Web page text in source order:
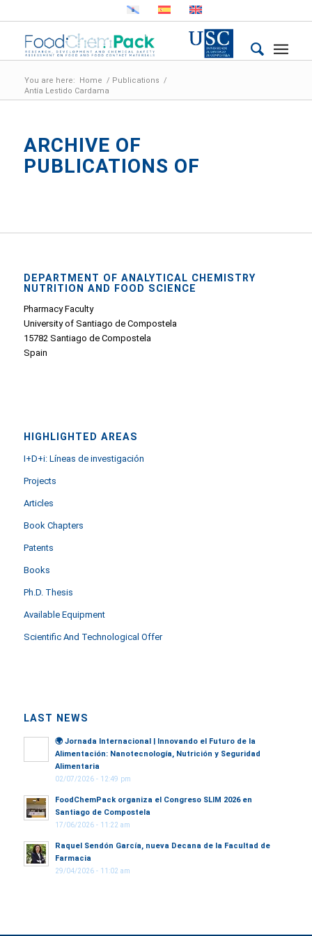
You are here: Home / Publications /
Antía Lestido Cardama
ARCHIVE OF
PUBLICATIONS OF
DEPARTMENT OF ANALYTICAL CHEMISTRY
NUTRITION AND FOOD SCIENCE
Pharmacy Faculty
University of Santiago de Compostela
15782 Santiago de Compostela
Spain
HIGHLIGHTED AREAS
I+D+i: Líneas de investigación
Projects
Articles
Book Chapters
Patents
Books
Ph.D. Thesis
Available Equipment
Scientific And Technological Offer
LAST NEWS
🌍 Jornada Internacional | Innovando el Futuro de la
Alimentación: Nanotecnología, Nutrición y Seguridad
Alimentaria
02/07/2026 - 12:49 pm
FoodChemPack organiza el Congreso SLIM 2026 en
Santiago de Compostela
17/06/2026 - 11:22 am
Raquel Sendón García, nueva Decana de la Facultad de
Farmacia
29/04/2026 - 11:02 am